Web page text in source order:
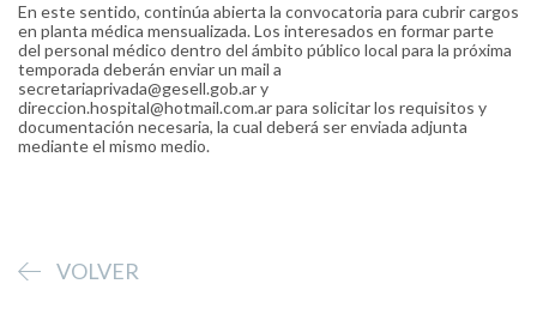
En este sentido, continúa abierta la convocatoria para cubrir cargos
en planta médica mensualizada. Los interesados en formar parte
del personal médico dentro del ámbito público local para la próxima
temporada deberán enviar un mail a
secretariaprivada@gesell.gob.ar y
direccion.hospital@hotmail.com.ar para solicitar los requisitos y
documentación necesaria, la cual deberá ser enviada adjunta
mediante el mismo medio.
VOLVER